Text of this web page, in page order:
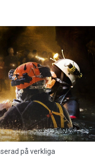
på verkliga